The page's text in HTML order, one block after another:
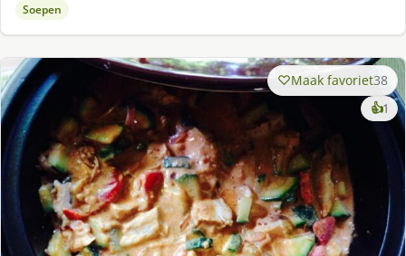
Soepen
Maak favoriet38
👍1